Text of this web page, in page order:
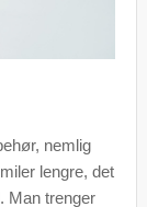
nemlig
lengre, det
Man trenger